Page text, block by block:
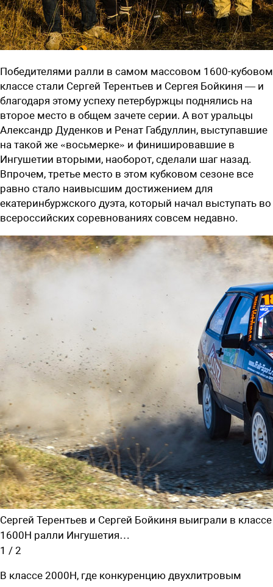
Победителями ралли в самом массовом 1600-кубовом
классе стали Сергей Терентьев и Сергея Бойкиня — и
благодаря этому успеху петербуржцы поднялись на
второе место в общем зачете серии. А вот уральцы
Александр Дуденков и Ренат Габдуллин, выступавшие
на такой же «восьмерке» и финишировавшие в
Ингушетии вторыми, наоборот, сделали шаг назад.
Впрочем, третье место в этом кубковом сезоне все
равно стало наивысшим достижением для
екатеринбуржского дуэта, который начал выступать во
всероссийских соревнованиях совсем недавно.
Сергей Терентьев и Сергей Бойкиня выиграли в классе
1600Н ралли Ингушетия…
1 / 2
В классе 2000Н, где конкуренцию двухлитровым